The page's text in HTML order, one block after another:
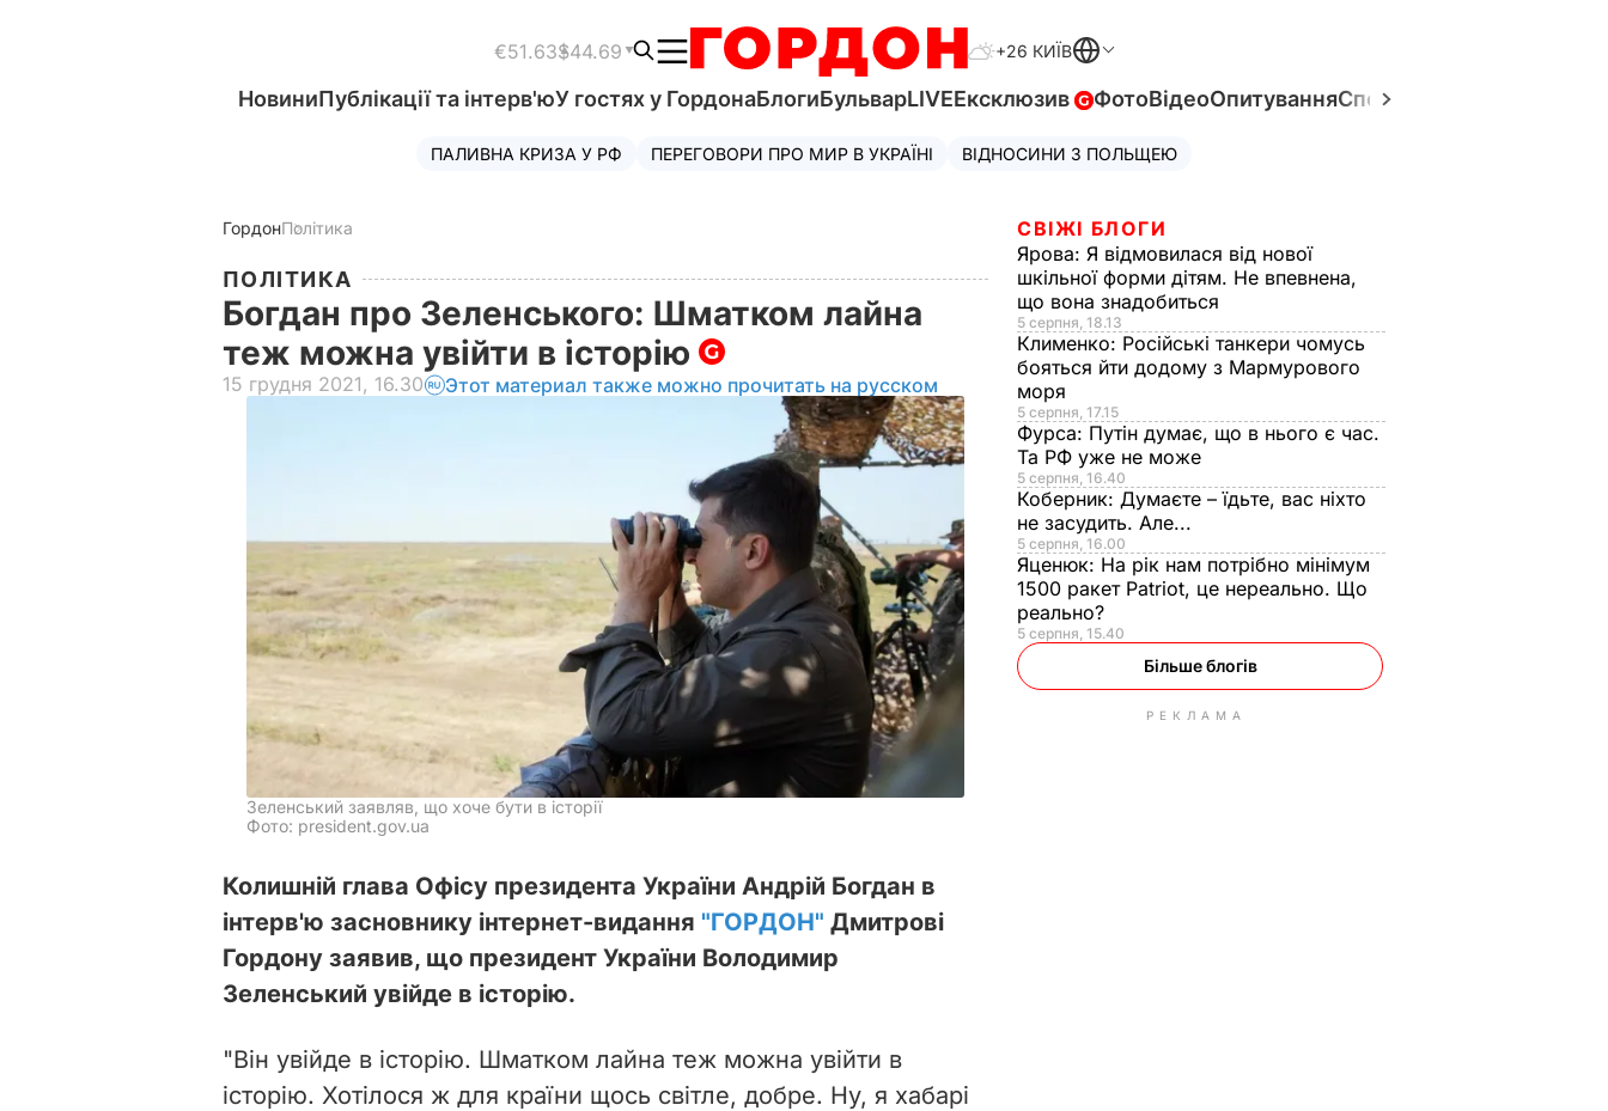
€51.63$44.69 +26 КИЇВ
НовиниПублікації та інтерв'юУ гостях у ГордонаБлогиБульварLIVEЕксклюзив ФотоВідеоОпитуванняСпецпроєкти
ПАЛИВНА КРИЗА У РФ ПЕРЕГОВОРИ ПРО МИР В УКРАЇНІ ВІДНОСИНИ З ПОЛЬЩЕЮ
ГордонПолітика
ПОЛІТИКА
Богдан про Зеленського: Шматком лайна
теж можна увійти в історію
15 грудня 2021, 16.30 Этот материал также можно прочитать на русском
Зеленський заявляв, що хоче бути в історії
Фото: president.gov.ua
Колишній глава Офісу президента України Андрій Богдан в
інтерв'ю засновнику інтернет-видання "ГОРДОН" Дмитрові
Гордону заявив, що президент України Володимир
Зеленський увійде в історію.
"Він увійде в історію. Шматком лайна теж можна увійти в
історію. Хотілося ж для країни щось світле, добре. Ну, я хабарі
СВІЖІ БЛОГИ
Ярова: Я відмовилася від нової
шкільної форми дітям. Не впевнена,
що вона знадобиться
5 серпня, 18.13
Клименко: Російські танкери чомусь
бояться йти додому з Мармурового
моря
5 серпня, 17.15
Фурса: Путін думає, що в нього є час.
Та РФ уже не може
5 серпня, 16.40
Коберник: Думаєте – їдьте, вас ніхто
не засудить. Але...
5 серпня, 16.00
Яценюк: На рік нам потрібно мінімум
1500 ракет Patriot, це нереально. Що
реально?
5 серпня, 15.40
Більше блогів
РЕКЛАМА